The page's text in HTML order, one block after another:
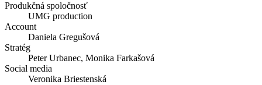
Produkčná spoločnosť
UMG production
Account
Daniela Gregušová
Stratég
Peter Urbanec, Monika Farkašová
Social media
Veronika Briestenská